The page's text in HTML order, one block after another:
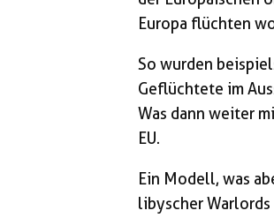
Europa flüchten
So wurden
Geflüchtete im
Was dann weiter
EU.
Ein Modell, was
libyscher